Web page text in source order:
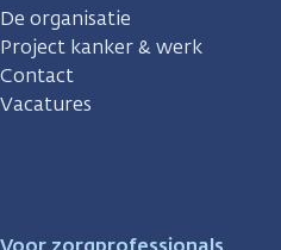
De organisatie
Project kanker & werk
Contact
Vacatures